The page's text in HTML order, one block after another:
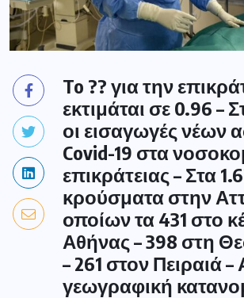
To ?? για την
εκτιμάται σε 0.96 –
οι εισαγωγές νέων
Covid-19 στα
επικράτειας – Στα
κρούσματα στην
οποίων τα 431 στο
Αθήνας – 398 στη
– 261 στον Πειραιά
γεωγραφική